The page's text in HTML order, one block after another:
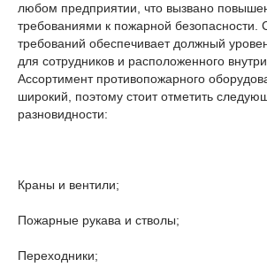
любом предприятии, что вызвано
требованиями к пожарной безопасности.
требований обеспечивает должный
для сотрудников и расположенного
Ассортимент противопожарного
широкий, поэтому стоит отметить
разновидности:
Краны и вентили;
Пожарные рукава и стволы;
Переходники;